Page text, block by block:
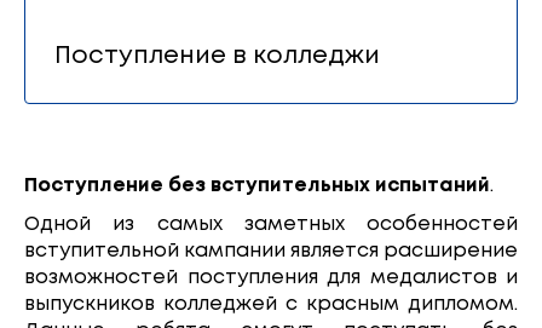
Поступление в колледжи
Поступление без вступительных испытаний.
Одной из самых заметных особенностей
вступительной кампании является расширение
возможностей поступления для медалистов и
выпускников колледжей с красным дипломом.